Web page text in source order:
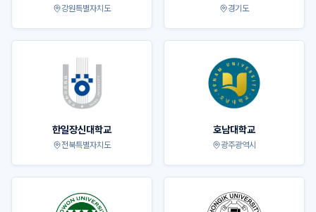
강원특별자치도 경기도
한일장신대학교
전북특별자치도
호남대학교
광주광역시